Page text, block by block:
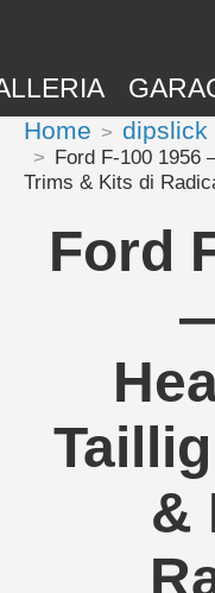
Home dipslick
Ford F-100 1956
Trims & Kits di
Ford
&